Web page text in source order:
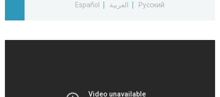
人物訪談
Español
العربية Русский